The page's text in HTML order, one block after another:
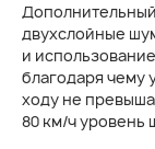
двухслойные
и
благодаря чему
ходу не
80 км/ч уровень